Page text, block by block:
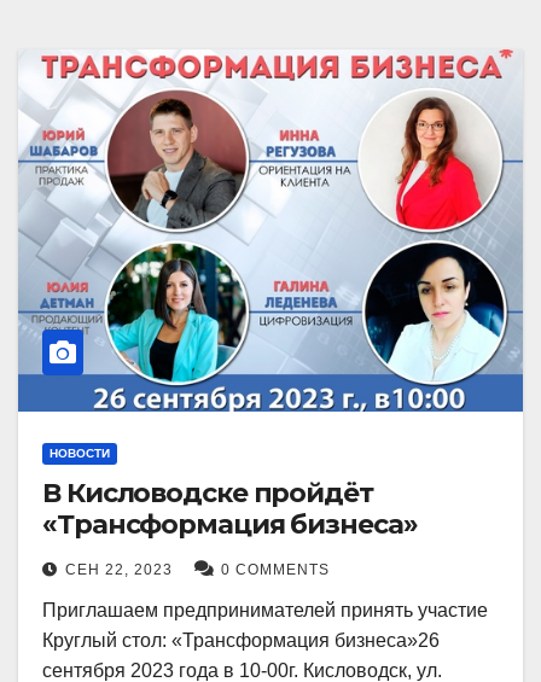
НОВОСТИ
В Кисловодске пройдёт
«Трансформация бизнеса»
СЕН 22, 2023 0 COMMENTS
Приглашаем предпринимателей принять участие
Круглый стол: «Трансформация бизнеса»26
сентября 2023 года в 10-00г. Кисловодск, ул.